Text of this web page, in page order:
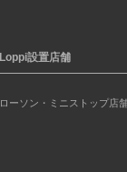
Loppi設置店舗
ローソン・ミニストップ店